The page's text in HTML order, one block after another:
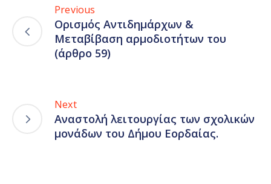
Previous
Ορισμός Αντιδημάρχων &
Μεταβίβαση αρμοδιοτήτων του
(άρθρο 59)
Next
Αναστολή λειτουργίας των σχολικών
μονάδων του Δήμου Εορδαίας.